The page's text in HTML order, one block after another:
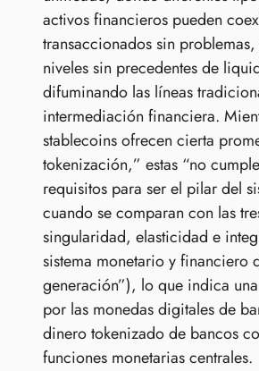
activos financieros pueden
transaccionados sin
niveles sin precedentes de
difuminando las líneas
intermediación financiera.
stablecoins ofrecen cierta
tokenización,” estas “no
requisitos para ser el pilar del
cuando se comparan con las
singularidad, elasticidad e
sistema monetario y financiero
generación”), lo que indica
por las monedas digitales de
dinero tokenizado de bancos
funciones monetarias centrales.